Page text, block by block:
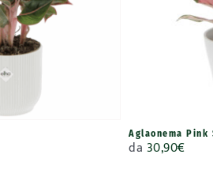
Aglaonema Pink
da 30,90€